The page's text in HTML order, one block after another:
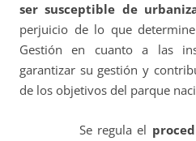
ser susceptible de
perjuicio de lo que
Gestión en cuanto a las
garantizar su gestión y
de los objetivos del parque
Se regula el